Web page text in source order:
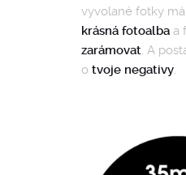
vyvolané fotky
krásná fotoalbaa
zarámovat. A
o tvoje negativy.